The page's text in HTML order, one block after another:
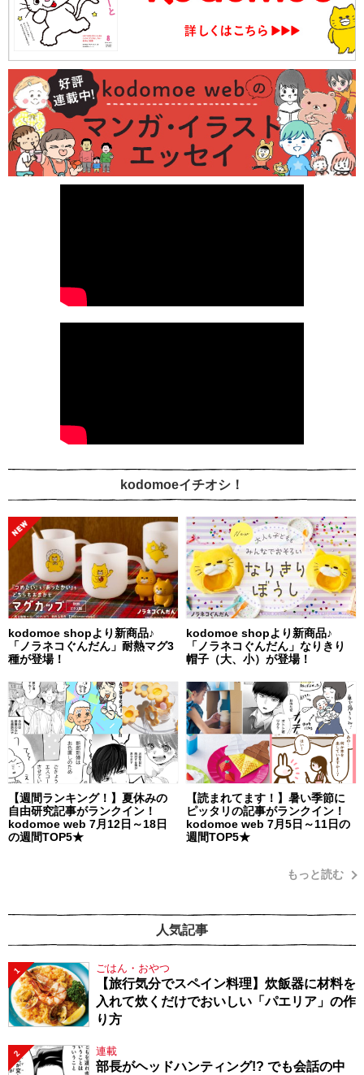
kodomoeイチオシ！
kodomoe shopより新商品♪
「ノラネコぐんだん」耐熱マグ3
種が登場！
kodomoe shopより新商品♪
「ノラネコぐんだん」なりきり
帽子（大、小）が登場！
【週間ランキング！】夏休みの
自由研究記事がランクイン！
kodomoe web 7月12日～18日
の週間TOP5★
【読まれてます！】暑い季節に
ピッタリの記事がランクイン！
kodomoe web 7月5日～11日の
週間TOP5★
もっと読む
人気記事
1 ごはん・おやつ
【旅行気分でスペイン料理】炊飯器に材料を
入れて炊くだけでおいしい「パエリア」の作
り方
2 連載
部長がヘッドハンティング!? でも会話の中